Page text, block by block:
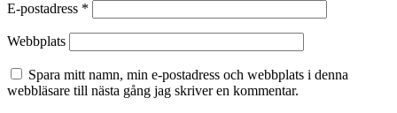
E-postadress *
Webbplats
Spara mitt namn, min e-postadress och webbplats i denna
webbläsare till nästa gång jag skriver en kommentar.